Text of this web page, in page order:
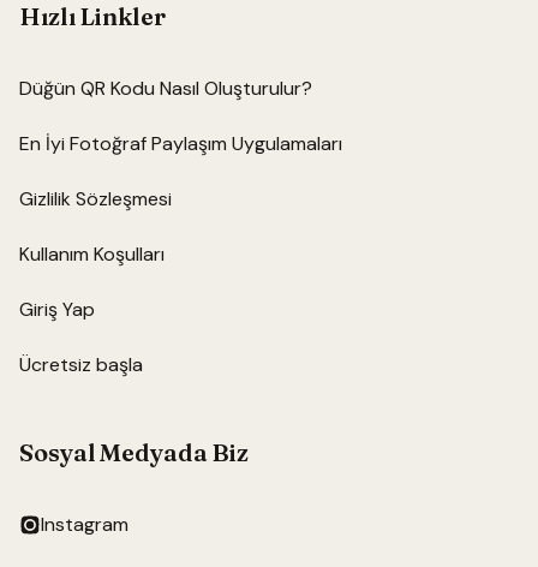
Hızlı Linkler
Düğün QR Kodu Nasıl Oluşturulur?
En İyi Fotoğraf Paylaşım Uygulamaları
Gizlilik Sözleşmesi
Kullanım Koşulları
Giriş Yap
Ücretsiz başla
Sosyal Medyada Biz
Instagram